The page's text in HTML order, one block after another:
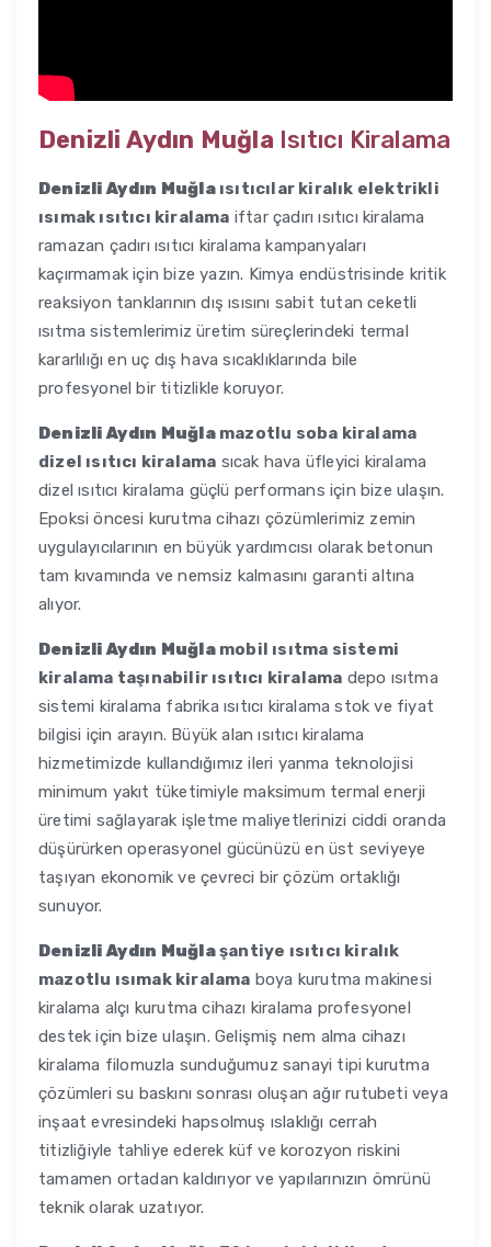
Denizli Aydın Muğla Isıtıcı Kiralama
Denizli Aydın Muğlaısıtıcılar kiralık elektrikli
ısımak ısıtıcı kiralama iftar çadırı ısıtıcı kiralama
ramazan çadırı ısıtıcı kiralama kampanyaları
kaçırmamak için bize yazın. Kimya endüstrisinde kritik
reaksiyon tanklarının dış ısısını sabit tutan ceketli
ısıtma sistemlerimiz üretim süreçlerindeki termal
kararlılığı en uç dış hava sıcaklıklarında bile
profesyonel bir titizlikle koruyor.
Denizli Aydın Muğlamazotlu soba kiralama
dizel ısıtıcı kiralama sıcak hava üfleyici kiralama
dizel ısıtıcı kiralama güçlü performans için bize ulaşın.
Epoksi öncesi kurutma cihazı çözümlerimiz zemin
uygulayıcılarının en büyük yardımcısı olarak betonun
tam kıvamında ve nemsiz kalmasını garanti altına
alıyor.
Denizli Aydın Muğlamobil ısıtma sistemi
kiralama taşınabilir ısıtıcı kiralama depo ısıtma
sistemi kiralama fabrika ısıtıcı kiralama stok ve fiyat
bilgisi için arayın. Büyük alan ısıtıcı kiralama
hizmetimizde kullandığımız ileri yanma teknolojisi
minimum yakıt tüketimiyle maksimum termal enerji
üretimi sağlayarak işletme maliyetlerinizi ciddi oranda
düşürürken operasyonel gücünüzü en üst seviyeye
taşıyan ekonomik ve çevreci bir çözüm ortaklığı
sunuyor.
Denizli Aydın Muğlaşantiye ısıtıcı kiralık
mazotlu ısımak kiralama boya kurutma makinesi
kiralama alçı kurutma cihazı kiralama profesyonel
destek için bize ulaşın. Gelişmiş nem alma cihazı
kiralama filomuzla sunduğumuz sanayi tipi kurutma
çözümleri su baskını sonrası oluşan ağır rutubeti veya
inşaat evresindeki hapsolmuş ıslaklığı cerrah
titizliğiyle tahliye ederek küf ve korozyon riskini
tamamen ortadan kaldırıyor ve yapılarınızın ömrünü
teknik olarak uzatıyor.